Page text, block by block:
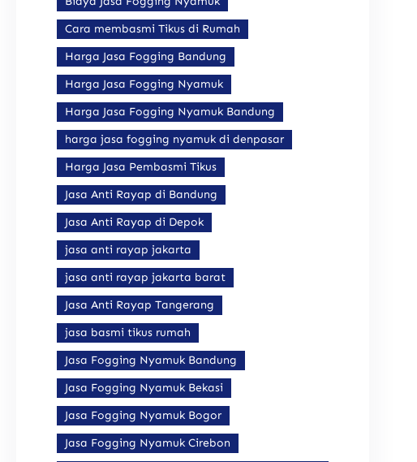
Cara membasmi Tikus di Rumah
Harga Jasa Fogging Bandung
Harga Jasa Fogging Nyamuk
Harga Jasa Fogging Nyamuk Bandung
harga jasa fogging nyamuk di denpasar
Harga Jasa Pembasmi Tikus
Jasa Anti Rayap di Bandung
Jasa Anti Rayap di Depok
jasa anti rayap jakarta
jasa anti rayap jakarta barat
Jasa Anti Rayap Tangerang
jasa basmi tikus rumah
Jasa Fogging Nyamuk Bandung
Jasa Fogging Nyamuk Bekasi
Jasa Fogging Nyamuk Bogor
Jasa Fogging Nyamuk Cirebon